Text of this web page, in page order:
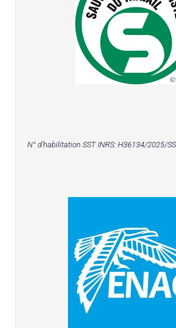
N° d'habilitation SST INRS: H36134/2025/